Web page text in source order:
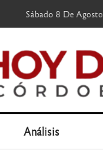
Sábado 8 De Agosto
Análisis